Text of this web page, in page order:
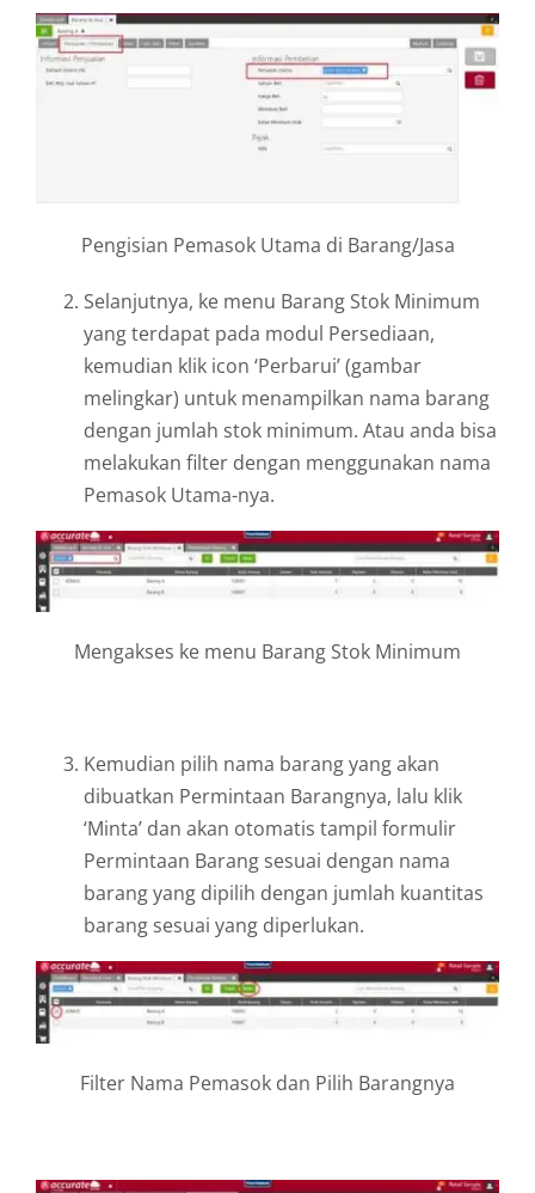
Pengisian Pemasok Utama di Barang/Jasa
Selanjutnya, ke menu Barang Stok Minimum
yang terdapat pada modul Persediaan,
kemudian klik icon ‘Perbarui’ (gambar
melingkar) untuk menampilkan nama barang
dengan jumlah stok minimum. Atau anda bisa
melakukan filter dengan menggunakan nama
Pemasok Utama-nya.
Mengakses ke menu Barang Stok Minimum
Kemudian pilih nama barang yang akan
dibuatkan Permintaan Barangnya, lalu klik
‘Minta’ dan akan otomatis tampil formulir
Permintaan Barang sesuai dengan nama
barang yang dipilih dengan jumlah kuantitas
barang sesuai yang diperlukan.
Filter Nama Pemasok dan Pilih Barangnya